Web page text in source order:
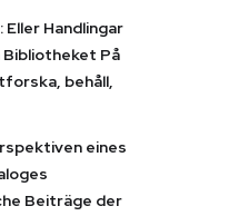
Handlingar
Bibliotheket På
behåll,
eines
Beiträge der